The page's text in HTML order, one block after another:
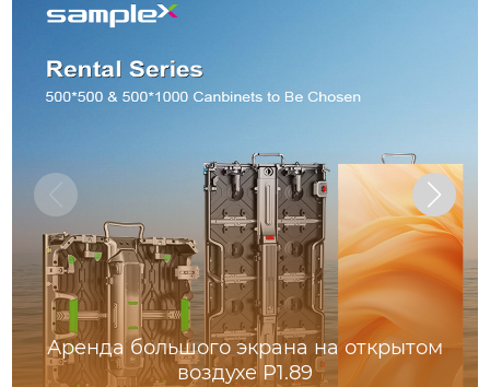
Аренда большого экрана на открытом
воздухе P1.89